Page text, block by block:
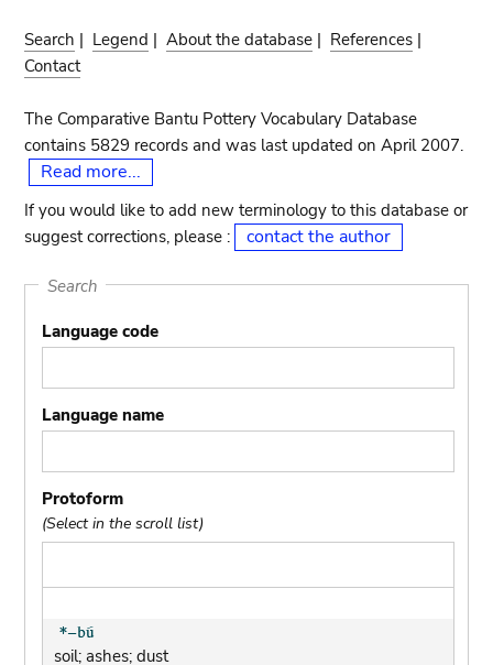
Search | Legend |About the database | References |
Contact
The Comparative Bantu Pottery Vocabulary Database
contains 5829 records and was last updated on April 2007.
Read more...
If you would like to add new terminology to this database or
suggest corrections, please :
contact the author
Search
Language code
Language name
Protoform
(Select in the scroll list)
soil; ashes; dust